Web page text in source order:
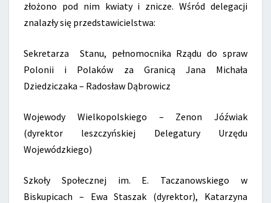
złożono pod nim kwiaty i znicze. Wśród delegacji
znalazły się przedstawicielstwa:
Sekretarza Stanu, pełnomocnika Rządu do spraw
Polonii i Polaków za Granicą Jana Michała
Dziedziczaka – Radosław Dąbrowicz
Wojewody Wielkopolskiego – Zenon Jóźwiak
(dyrektor leszczyńskiej Delegatury Urzędu
Wojewódzkiego)
Szkoły Społecznej im. E. Taczanowskiego w
Biskupicach – Ewa Staszak (dyrektor), Katarzyna